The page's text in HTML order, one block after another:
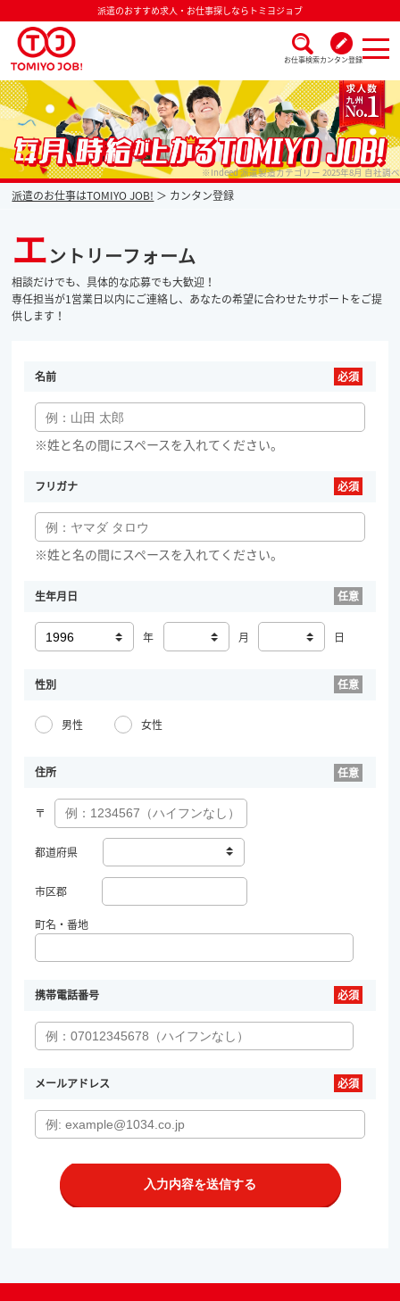
派遣のおすすめ求人・お仕事探しならトミヨジョブ
お仕事検索カンタン登録
派遣なら毎月時給が上がるトミヨジョブ ※Indeed 派遣製造カテゴリー 2025年8月 自社調べ
派遣のお仕事はTOMIYO JOB! カンタン登録
エントリーフォーム
相談だけでも、具体的な応募でも大歓迎！
専任担当が1営業日以内にご連絡し、あなたの希望に合わせたサポートをご提
供します！
名前
※姓と名の間にスペースを入れてください。
フリガナ
※姓と名の間にスペースを入れてください。
生年月日
年 月 日
性別
男性 女性
住所
〒
都道府県
市区郡
町名・番地
携帯電話番号
メールアドレス